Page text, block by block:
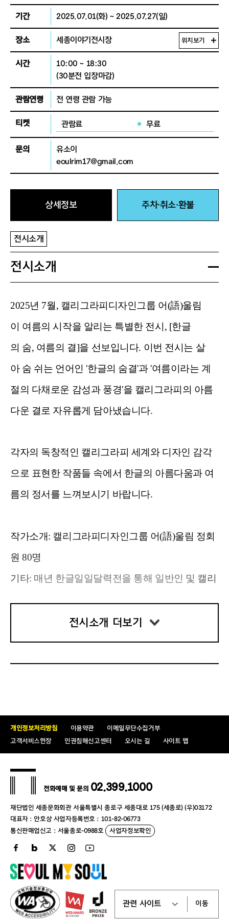
기간 2025.07.01(화) ~ 2025.07.27(일)
장소 세종이야기전시장 위치보기
시간
10:00 ~ 18:30
(30분전 입장마감)
관람연령 전 연령 관람 가능
티켓 관람료 무료
문의
유소이
eoulrim17@gmail.com
상세정보 주차·취소·환불
전시소개
전시소개
2025년 7월, 캘리그라피디자인그룹 어(語)울림
이 여름의 시작을 알리는 특별한 전시, [한글
의 숨, 여름의 결]을 선보입니다. 이번 전시는 살
아 숨 쉬는 언어인 '한글의 숨결'과 '여름이라는 계
절의 다채로운 감성과 풍경'을 캘리그라피의 아름
다운 결로 자유롭게 담아냈습니다.
각자의 독창적인 캘리그라피 세계와 디자인 감각
으로 표현한 작품들 속에서 한글의 아름다움과 여
름의 정서를 느껴보시기 바랍니다.
작가소개: 캘리그라피디자인그룹 어(語)울림 정회
원 80명
기타: 매년 한글일일달력전을 통해 일반인 및 캘리
를 하고 있습니다전시소개 더보기
개인정보처리방침 이용약관
이메일무단수집거부
고객서비스헌장
인권침해신고센터 오시는 길 사이트 맵
재단법인 세종문화회관 서울특별시 종로구 세종대로 175 (세종로) (우)03172
대표자 : 안호상 사업자등록번호 : 101-82-06773
통신판매업신고 : 서울종로-0988호 사업자정보확인
전화예매 및 문의 02.399.1000
이동